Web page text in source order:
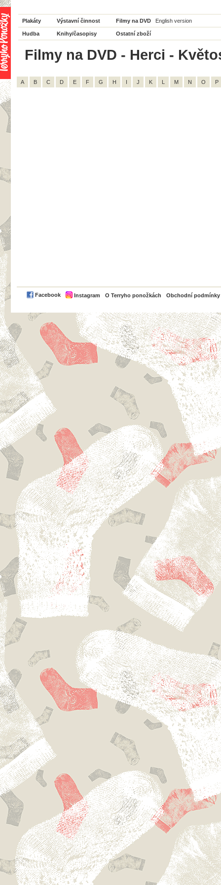
Plakáty Výstavní činnost Filmy na DVD English version
Hudba Knihy/časopisy Ostatní zboží
Filmy na DVD - Herci -
A B C D E F G H I J K L M N O P
Facebook Instagram O Terryho ponožkách Obchodní podmínky
PayPal